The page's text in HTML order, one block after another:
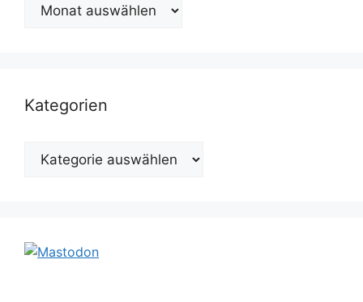
Kategorien
Kategorien